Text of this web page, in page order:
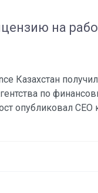
на
Казахстан
по
опубликовал